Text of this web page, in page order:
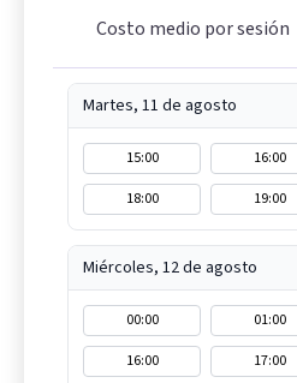
Costo medio por sesión
Martes, 11 de agosto
15:00 16:00
18:00
19:00
Miércoles, 12 de agosto
00:00 01:00
16:00
17:00